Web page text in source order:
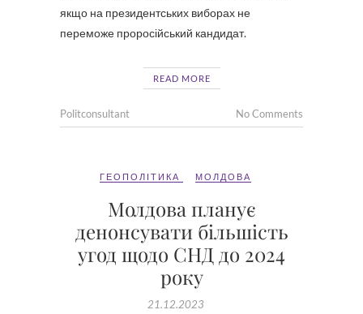
якщо на президентських виборах не
переможе проросійський кандидат.
READ MORE
Politconsultant No Comments
ГЕОПОЛІТИКА МОЛДОВА
Молдова планує
денонсувати більшість
угод щодо СНД до 2024
року
21.12.2023